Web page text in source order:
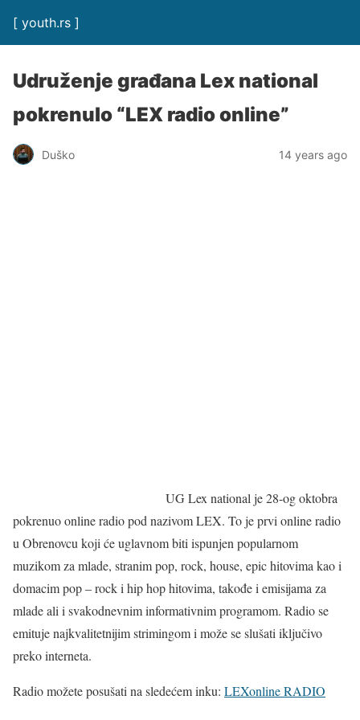
[ youth.rs ]
Udruženje građana Lex national
pokrenulo “LEX radio online”
Duško 14 years ago
UG Lex national je 28-og oktobra
pokrenuo online radio pod nazivom LEX. To je prvi online radio
u Obrenovcu koji će uglavnom biti ispunjen popularnom
muzikom za mlade, stranim pop, rock, house, epic hitovima kao i
domacim pop – rock i hip hop hitovima, takođe i emisijama za
mlade ali i svakodnevnim informativnim programom. Radio se
emituje najkvalitetnijim strimingom i može se slušati iključivo
preko interneta.
Radio možete posušati na sledećem inku: LEXonline RADIO